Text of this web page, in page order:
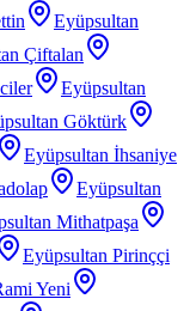
Eyüpsultan
Çiftalan
Eyüpsultan
Göktürk
Eyüpsultan İhsaniye
Eyüpsultan
Mithatpaşa
Eyüpsultan Pirinççi
Yeni